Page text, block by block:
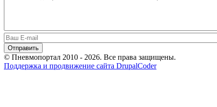
© Пневмопортал 2010 - 2026. Все права защищены.
Поддержка и продвижение сайта DrupalCoder